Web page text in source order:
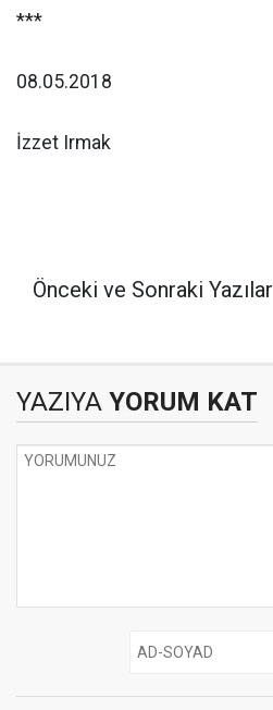
***
08.05.2018
İzzet Irmak
Önceki ve Sonraki Yazılar
YAZIYA YORUM KAT